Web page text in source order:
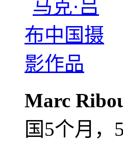
Marc
国5个月，